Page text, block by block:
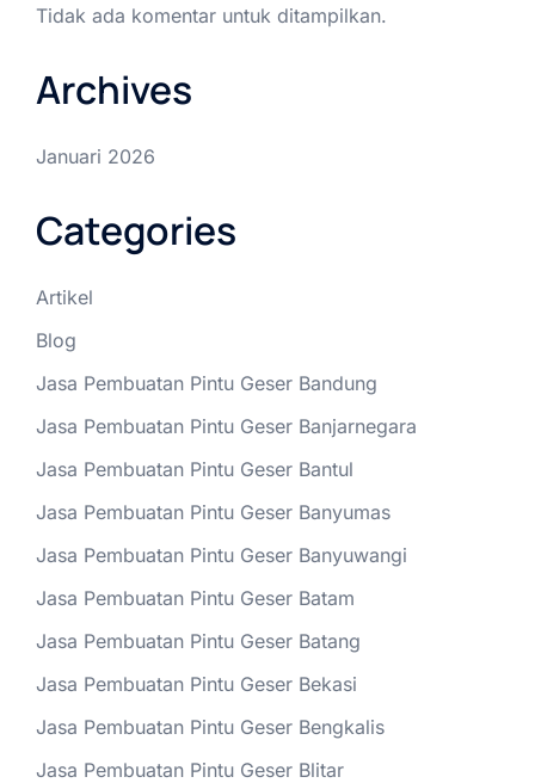
Tidak ada komentar untuk ditampilkan.
Archives
Januari 2026
Categories
Artikel
Blog
Jasa Pembuatan Pintu Geser Bandung
Jasa Pembuatan Pintu Geser Banjarnegara
Jasa Pembuatan Pintu Geser Bantul
Jasa Pembuatan Pintu Geser Banyumas
Jasa Pembuatan Pintu Geser Banyuwangi
Jasa Pembuatan Pintu Geser Batam
Jasa Pembuatan Pintu Geser Batang
Jasa Pembuatan Pintu Geser Bekasi
Jasa Pembuatan Pintu Geser Bengkalis
Jasa Pembuatan Pintu Geser Blitar